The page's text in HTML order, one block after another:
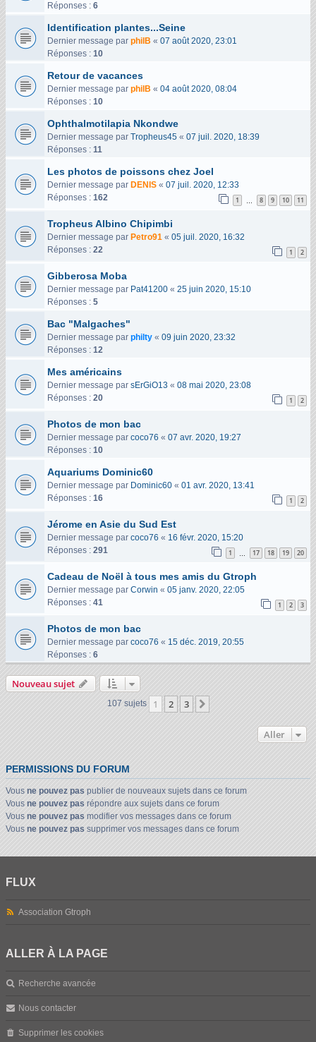
Réponses : 6
Identification plantes...Seine
Dernier message par philB « 07 août 2020, 23:01
Réponses : 10
Retour de vacances
Dernier message par philB « 04 août 2020, 08:04
Réponses : 10
Ophthalmotilapia Nkondwe
Dernier message par Tropheus45 « 07 juil. 2020, 18:39
Réponses : 11
Les photos de poissons chez Joel
Dernier message par DENIS « 07 juil. 2020, 12:33
Réponses : 162 1 8 9 10 11
Tropheus Albino Chipimbi
Dernier message par Petro91 « 05 juil. 2020, 16:32
Réponses : 22 1 2
Gibberosa Moba
Dernier message par Pat41200 « 25 juin 2020, 15:10
Réponses : 5
Bac "Malgaches"
Dernier message par philty « 09 juin 2020, 23:32
Réponses : 12
Mes américains
Dernier message par sErGiO13 « 08 mai 2020, 23:08
Réponses : 20 1 2
Photos de mon bac
Dernier message par coco76 « 07 avr. 2020, 19:27
Réponses : 10
Aquariums Dominic60
Dernier message par Dominic60 « 01 avr. 2020, 13:41
Réponses : 16 1 2
Jérome en Asie du Sud Est
Dernier message par coco76 « 16 févr. 2020, 15:20
Réponses : 291 1 17 18 19 20
Cadeau de Noël à tous mes amis du Gtroph
Dernier message par Corwin « 05 janv. 2020, 22:05
Réponses : 41 1 2 3
Photos de mon bac
Dernier message par coco76 « 15 déc. 2019, 20:55
Réponses : 6
Nouveau sujet
107 sujets 1 2 3
Aller
PERMISSIONS DU FORUM
Vous ne pouvez pas publier de nouveaux sujets dans ce forum
Vous ne pouvez pas répondre aux sujets dans ce forum
Vous ne pouvez pas modifier vos messages dans ce forum
Vous ne pouvez pas supprimer vos messages dans ce forum
FLUX
Association Gtroph
ALLER À LA PAGE
Recherche avancée
Nous contacter
Supprimer les cookies